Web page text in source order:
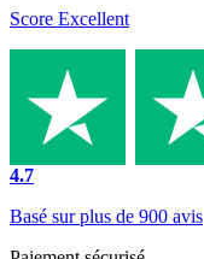
Score Excellent
4.7
Basé sur plus de 900 avis